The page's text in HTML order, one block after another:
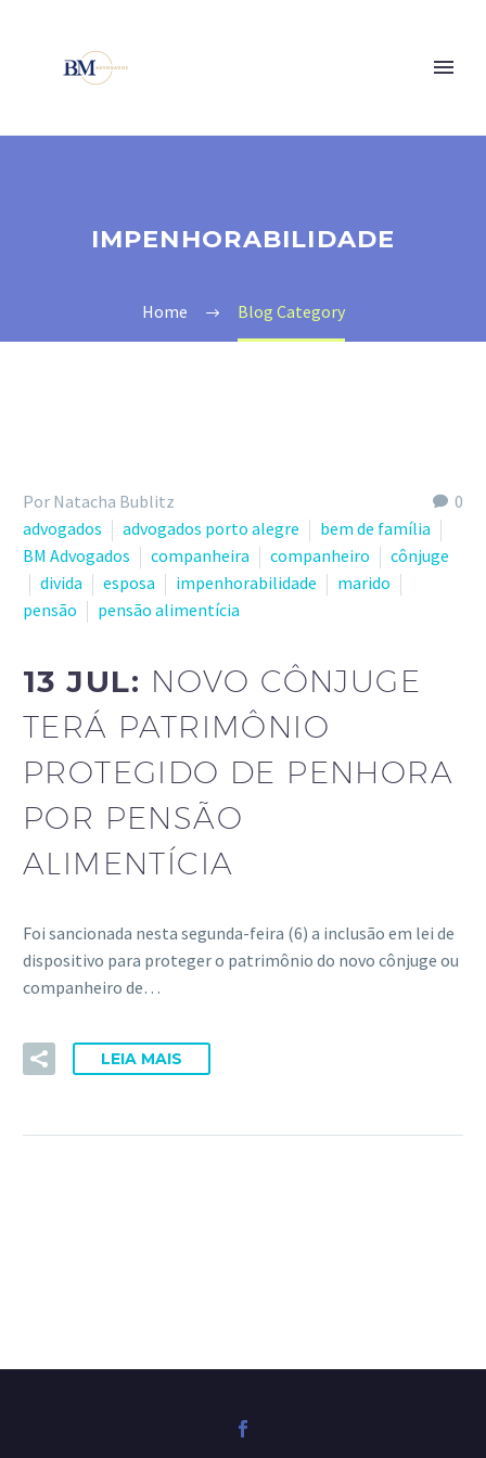
IMPENHORABILIDADE
Home Blog Category
0
Por Natacha Bublitz
advogados
advogados porto alegre
bem de família
BM Advogados
companheira companheiro
cônjuge
divida
esposa impenhorabilidade
marido
pensão
pensão alimentícia
13 JUL: NOVO CÔNJUGE
TERÁ PATRIMÔNIO
PROTEGIDO DE PENHORA
POR PENSÃO
ALIMENTÍCIA
Foi sancionada nesta segunda-feira (6) a inclusão em lei de
dispositivo para proteger o patrimônio do novo cônjuge ou
companheiro de…
LEIA MAIS